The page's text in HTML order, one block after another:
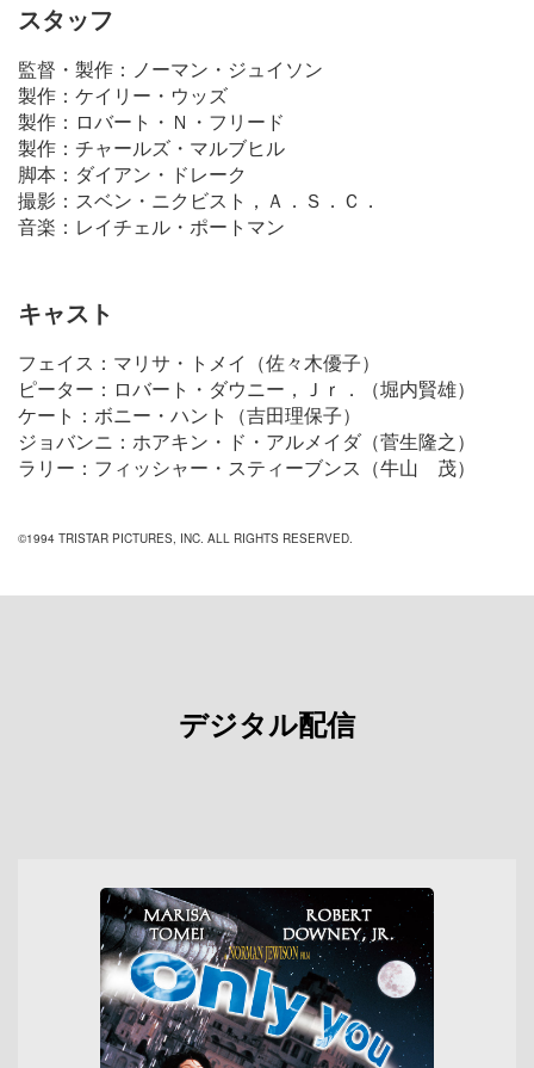
スタッフ
監督・製作：ノーマン・ジュイソン
製作：ケイリー・ウッズ
製作：ロバート・Ｎ・フリード
製作：チャールズ・マルブヒル
脚本：ダイアン・ドレーク
撮影：スベン・ニクビスト，Ａ．Ｓ．Ｃ．
音楽：レイチェル・ポートマン
キャスト
フェイス：マリサ・トメイ（佐々木優子）
ピーター：ロバート・ダウニー，Ｊｒ．（堀内賢雄）
ケート：ボニー・ハント（吉田理保子）
ジョバンニ：ホアキン・ド・アルメイダ（菅生隆之）
ラリー：フィッシャー・スティーブンス（牛山 茂）
©1994 TRISTAR PICTURES, INC. ALL RIGHTS RESERVED.
デジタル配信